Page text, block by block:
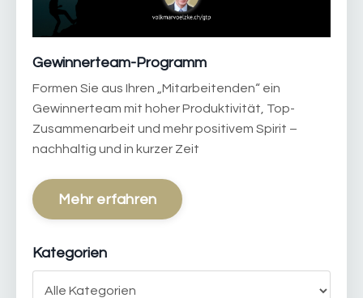
Gewinnerteam-Programm
Formen Sie aus Ihren „Mitarbeitenden“ ein
Gewinnerteam mit hoher Produktivität, Top-
Zusammenarbeit und mehr positivem Spirit –
nachhaltig und in kurzer Zeit
Mehr erfahren
Kategorien